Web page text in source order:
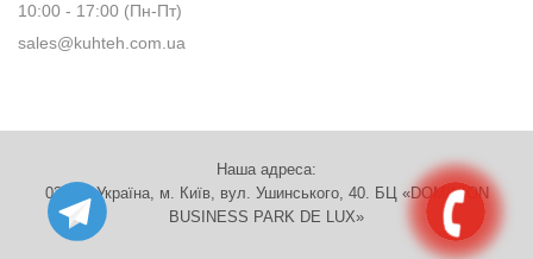
10:00 - 17:00 (Пн-Пт)
sales@kuhteh.com.ua
Наша адреса:
03151, Україна, м. Київ, вул. Ушинського, 40. БЦ «DOMINION
BUSINESS PARK DE LUX»